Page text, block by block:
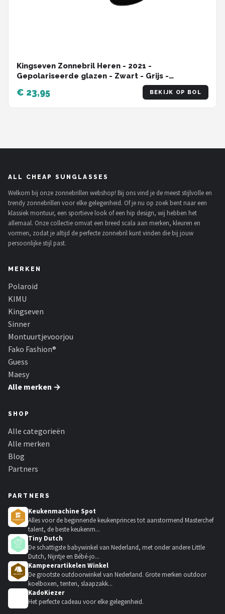
Kingseven Zonnebril Heren - 2021 -
Gepolariseerde glazen - Zwart - Grijs -
€ 23,95 BEKIJK OP BOL
ALL CHEAP SUNGLASSES
Welkom bij onze zonnebrillen webshop! Bij ons vind je de meest stijlvolle en
trendy zonnebrillen voor elke gelegenheid. Of je nu op zoek bent naar een
klassiek montuur, een sportieve look of een hip design, wij hebben het
allemaal. Onze collectie omvat een breed scala aan merken, kleuren en
vormen, zodat je altijd de perfecte zonnebril kunt vinden die bij jouw
persoonlijke stijl past.
MERKEN
Polaroid
KIMU
Kingseven
Sinner
Montuurtjevoorjou
Fako Fashion®
Guess
Maesy
Alle merken →
SHOP
Alle categorieën
Alle merken
Blog
Partners
PARTNERS
Keukenmachine Spot
Alles voor de beginnende keukenprinces tot aanstormend Masterchef
talent, de beste keukenm...
Tiny Dutch
De schattigste babywinkel van Nederland, met onder andere Little
Dutch, Nijntje en Bébé-jo...
Kampeerartikelen Winkel
De grootste outdoorwinkel van Nederland. Grote merken outdoor
koelboxen, tenten, slaapzakk...
KadoKiezer
Het perfecte cadeau voor elke gelegenheid.